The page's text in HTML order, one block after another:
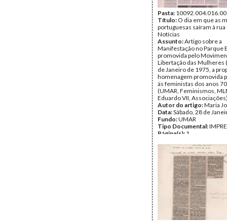
Pasta:
Título: O dia em que as
portuguesas saíram à rua
Notícias
Assunto:Artigo sobre a
Manifestação no Parque
promovida pelo
Libertação das Mulheres
de Janeiro de 1975, a
homenagem promovida
às feministas dos anos
(UMAR, Feminismos,
Eduardo VII,
Autor do artigo:Maria
Data:Sábado, 28 de
Fundo:UMAR
Tipo Documental:
Página(s): 1